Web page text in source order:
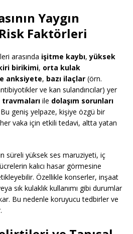
Yaygın
Faktörleri
arasında işitme kaybı,yüksek
birikimi, orta kulak
anksiyete, bazı ilaçlar (örn.
ve kan sulandırıcılar) yer
travmaları ile dolaşım sorunları
geniş yelpaze, kişiye özgü bir
vaka için etkili tedavi, altta yatan
süreli yüksek ses maruziyeti, iç
kalıcı hasar görmesine
Özellikle konserler, inşaat
sık kulaklık kullanımı gibi durumlar
Bu nedenle koruyucu tedbirler ve